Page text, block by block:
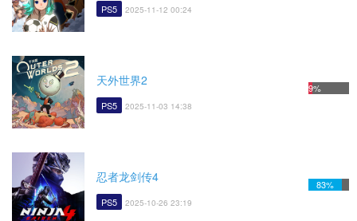
PS5 2025-11-12 00:24
天外世界2
PS5 2025-11-03 14:38
9%
忍者龙剑传4
PS5 2025-10-26 23:19
83%